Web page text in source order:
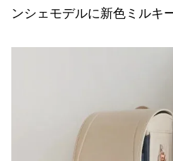
ンシェモデルに新色ミルキ